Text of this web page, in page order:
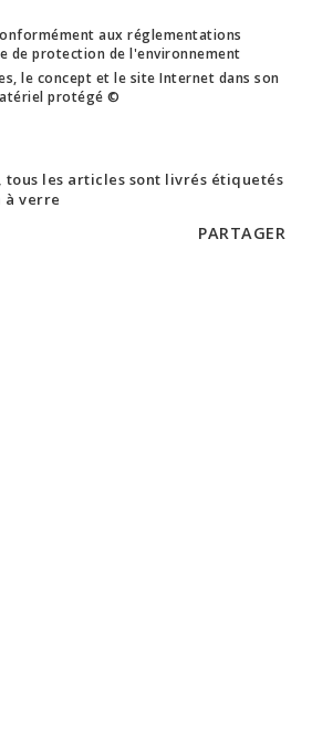
aux réglementations
de protection de l'environnement
le concept et le site Internet dans son
protégé ©
les articles sont livrés étiquetés
à verre
PARTAGER